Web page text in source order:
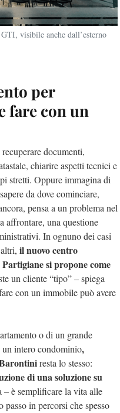
visibile anche dall’esterno
per
fare con un
documenti,
chiarire aspetti tecnici e
stretti. Oppure immagina di
da dove cominciare,
pensa a un problema nel
affrontare, una questione
In ognuno dei casi
il nuovo centro
si propone come
un cliente “tipo” – spiega
con un immobile può avere
o di un grande
intero condominio,
resta lo stesso:
di una soluzione su
è semplificare la vita alle
passo in percorsi che spesso